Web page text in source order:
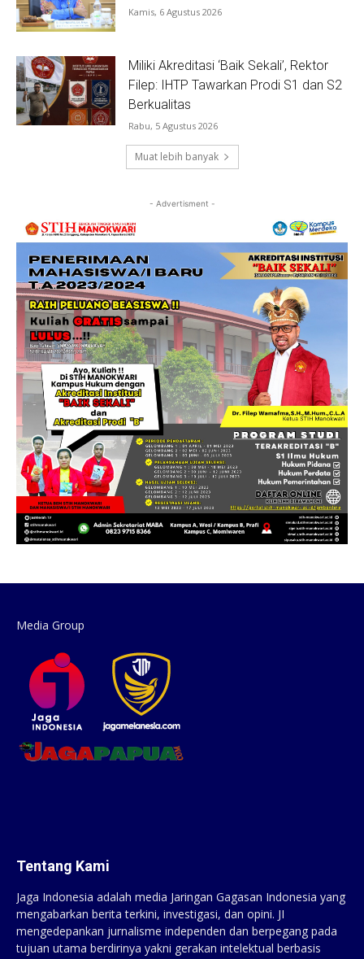
Kamis, 6 Agustus 2026
Miliki Akreditasi ‘Baik Sekali’, Rektor
Filep: IHTP Tawarkan Prodi S1 dan S2
Berkualitas
Rabu, 5 Agustus 2026
Muat lebih banyak
- Advertisment -
Media Group
Tentang Kami
Jaga Indonesia adalah media Jaringan Gagasan Indonesia yang
mengabarkan berita terkini, investigasi, dan opini. JI
mengedepankan jurnalisme independen dan berpegang pada
tujuan utama berdirinya yakni gerakan intelektual berbasis